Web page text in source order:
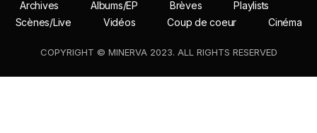
Archives Albums/EP Brèves
Playlists
Scènes/Live
Vidéos Coup de coeur Cinéma
COPYRIGHT © MINERVA 2023. ALL RIGHTS RESERVED